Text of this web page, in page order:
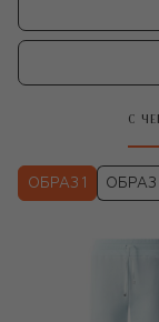
С
ОБРАЗ 1 ОБРАЗ